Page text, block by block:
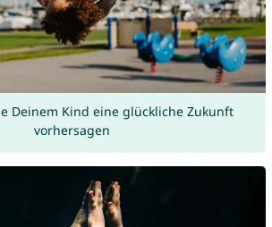
Deinem Kind eine glückliche Zukunft
vorhersagen